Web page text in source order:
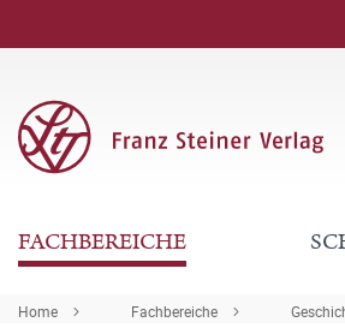
FACHBEREICHE
Home Fachbereiche